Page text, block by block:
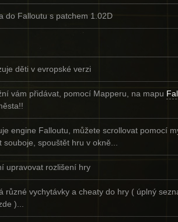
do Falloutu s patchem 1.02D
děti v evropské verzi
vám přidávat, pomocí Mapperu, na mapu
engine Falloutu, můžete scrollovat pomocí
souboje, spouštět hru v okně...
upravovat rozlišení hry
různé vychytávky a cheaty do hry ( úplný
)...